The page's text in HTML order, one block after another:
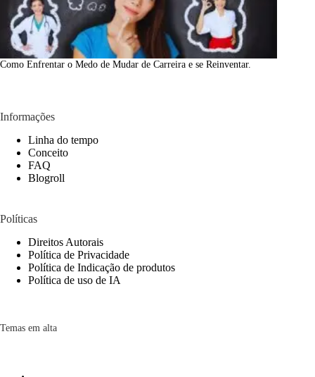
Como Enfrentar o Medo de Mudar de Carreira e se Reinventar.
Informações
Linha do tempo
Conceito
FAQ
Blogroll
Políticas
Direitos Autorais
Política de Privacidade
Política de Indicação de produtos
Política de uso de IA
Temas em alta